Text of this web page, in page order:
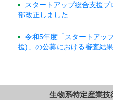
スタートアップ総合支援
部改正しました
令和5年度「スタートアッ
援)」の公募における審査結
生物系特定産業